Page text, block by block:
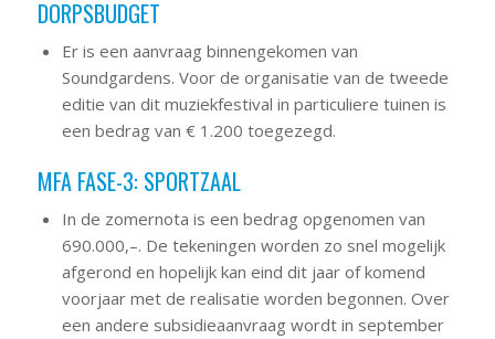
DORPSBUDGET
Er is een aanvraag binnengekomen van
Soundgardens. Voor de organisatie van de tweede
editie van dit muziekfestival in particuliere tuinen is
een bedrag van € 1.200 toegezegd.
MFA FASE-3: SPORTZAAL
In de zomernota is een bedrag opgenomen van
690.000,–. De tekeningen worden zo snel mogelijk
afgerond en hopelijk kan eind dit jaar of komend
voorjaar met de realisatie worden begonnen. Over
een andere subsidieaanvraag wordt in september